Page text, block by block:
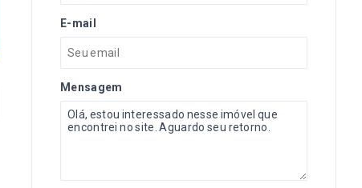
E-mail
Mensagem